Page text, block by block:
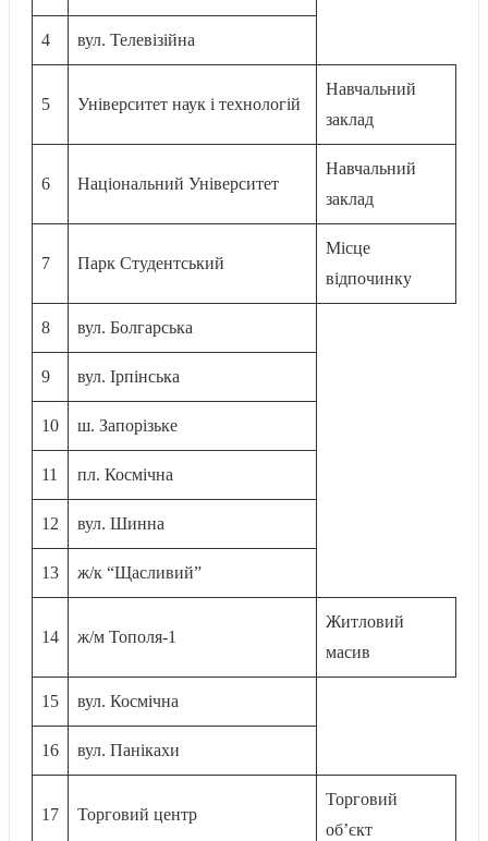
4 вул. Телевізійна
5 Університет наук і технологій
Навчальний
заклад
6 Національний Університет
Навчальний
заклад
7 Парк Студентський
Місце
відпочинку
8 вул. Болгарська
9 вул. Ірпiнська
10 ш. Запорізьке
11 пл. Космічна
12 вул. Шинна
13 ж/к “Щасливий”
14 ж/м Тополя-1
Житловий
масив
15 вул. Космічна
16 вул. Панікахи
17 Торговий центр
Торговий
об’єкт